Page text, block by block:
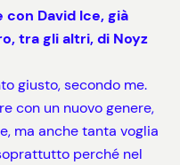
con David Ice, già
tra gli altri, di Noyz
giusto, secondo me.
con un nuovo genere,
ma anche tanta voglia
perché nel